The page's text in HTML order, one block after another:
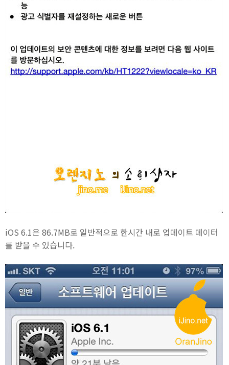
iOS 6.1은 86.7MB로 일반적으로 한시간 내로 업데이트 데이터
를 받을 수 있습니다.